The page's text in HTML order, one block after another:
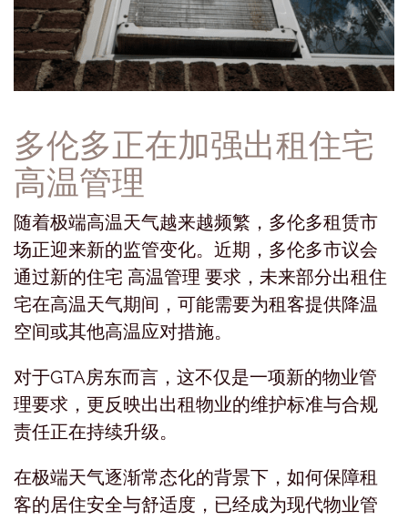
多伦多正在加强出租住宅
高温管理
随着极端高温天气越来越频繁，多伦多租赁市
场正迎来新的监管变化。近期，多伦多市议会
通过新的住宅 高温管理 要求，未来部分出租住
宅在高温天气期间，可能需要为租客提供降温
空间或其他高温应对措施。
对于GTA房东而言，这不仅是一项新的物业管
理要求，更反映出出租物业的维护标准与合规
责任正在持续升级。
在极端天气逐渐常态化的背景下，如何保障租
客的居住安全与舒适度，已经成为现代物业管